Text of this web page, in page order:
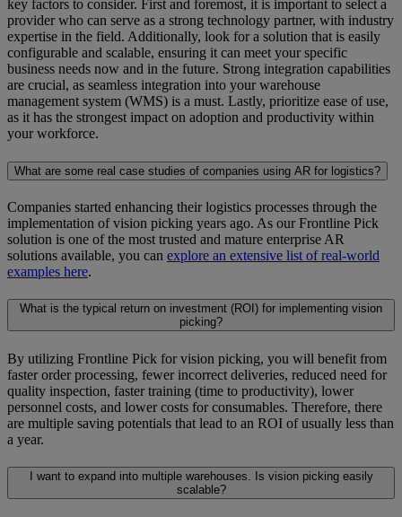
key factors to consider. First and foremost, it is important to select a
provider who can serve as a strong technology partner, with industry
expertise in the field. Additionally, look for a solution that is easily
configurable and scalable, ensuring it can meet your specific
business needs now and in the future. Strong integration capabilities
are crucial, as seamless integration into your warehouse
management system (WMS) is a must. Lastly, prioritize ease of use,
as it has the strongest impact on adoption and productivity within
your workforce.
What are some real case studies of companies using AR for logistics?
Companies started enhancing their logistics processes through the
implementation of vision picking years ago. As our Frontline Pick
solution is one of the most trusted and mature enterprise AR
solutions available, you can explore an extensive list of real-world
examples here.
What is the typical return on investment (ROI) for implementing vision
picking?
By utilizing Frontline Pick for vision picking, you will benefit from
faster order processing, fewer incorrect deliveries, reduced need for
quality inspection, faster training (time to productivity), lower
personnel costs, and lower costs for consumables. Therefore, there
are multiple saving potentials that lead to an ROI of usually less than
a year.
I want to expand into multiple warehouses. Is vision picking easily
scalable?